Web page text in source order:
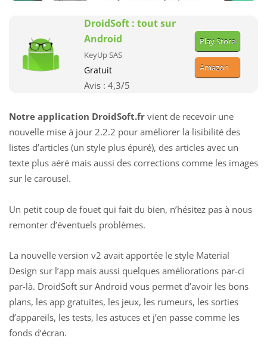
DroidSoft : tout sur
Android
KeyUp SAS
Gratuit
Avis : 4,3/5
Play Store
Amazon
Notre application DroidSoft.fr vient de recevoir une
nouvelle mise à jour 2.2.2 pour améliorer la lisibilité des
listes d’articles (un style plus épuré), des articles avec un
texte plus aéré mais aussi des corrections comme les images
sur le carousel.
Un petit coup de fouet qui fait du bien, n’hésitez pas à nous
remonter d’éventuels problèmes.
La nouvelle version v2 avait apportée le style Material
Design sur l’app mais aussi quelques améliorations par-ci
par-là. DroidSoft sur Android vous permet d’avoir les bons
plans, les app gratuites, les jeux, les rumeurs, les sorties
d’appareils, les tests, les astuces et j’en passe comme les
fonds d’écran.